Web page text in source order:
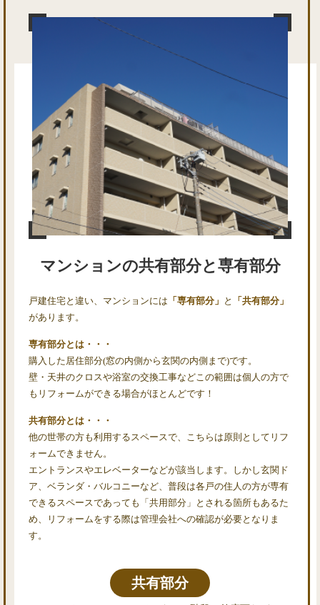
マンションの共有部分と専有部分
戸建住宅と違い、マンションには 「専有部分」 と
「共有部分」
があります。
専有部分とは・・・
購入した居住部分(窓の内側から玄関の内側まで)です。
壁・天井のクロスや浴室の交換工事などこの範囲は個人の方で
もリフォームができる場合がほとんどです！
共有部分とは・・・
他の世帯の方も利用するスペースで、こちらは原則としてリフ
ォームできません。
エントランスやエレベーターなどが該当します。しかし玄関ド
ア、ベランダ・バルコニーなど、普段は各戸の住人の方が専有
できるスペースであっても「共用部分」とされる箇所もあるた
め、リフォームをする際は管理会社への確認が必要となりま
す。
共有部分